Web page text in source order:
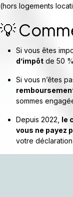
(hors logements
💡
Si vous êtes
d’impôt de 50
Si vous n’êtes
sommes
Depuis 2022, le
vous ne payez
votre déclaration